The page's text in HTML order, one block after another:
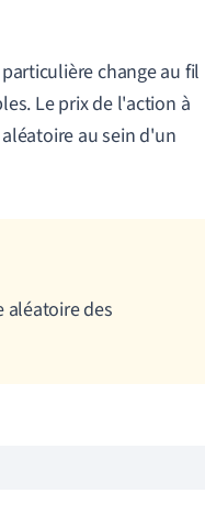
change au fil
Le prix de l'action à
au sein d'un
aléatoire des